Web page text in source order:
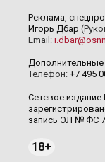
Реклама,
Игорь Дбар
Email:
Дополнительные
Телефон: +7 495
Сетевое
запись ЭЛ № ФС
18+